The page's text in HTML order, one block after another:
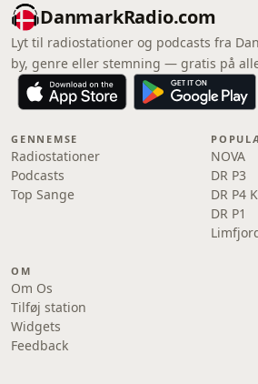
DanmarkRadio.com
Lyt til radiostationer og podcasts fra
by, genre eller stemning — gratis på
GENNEMSE
Radiostationer
Podcasts
Top Sange
NOVA
DR P3
DR P4
DR P1
OM
Om Os
Tilføj station
Widgets
Feedback